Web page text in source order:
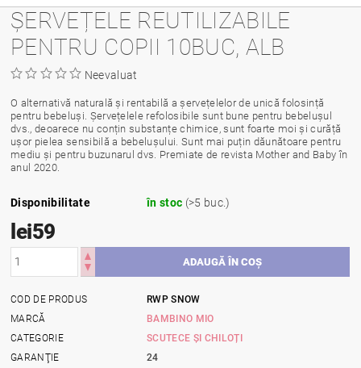
ȘERVEȚELE REUTILIZABILE
PENTRU COPII 10BUC, ALB
Neevaluat
O alternativă naturală și rentabilă a șervețelelor de unică folosință
pentru bebeluși. Șervețelele refolosibile sunt bune pentru bebelușul
dvs., deoarece nu conțin substanțe chimice, sunt foarte moi și curăță
ușor pielea sensibilă a bebelușului. Sunt mai puțin dăunătoare pentru
mediu și pentru buzunarul dvs. Premiate de revista Mother and Baby în
anul 2020.
Disponibilitate în stoc (>5 buc.)
lei59
COD DE PRODUS
RWP SNOW
MARCĂ
BAMBINO MIO
CATEGORIE
SCUTECE ȘI CHILOȚI
GARANŢIE
24